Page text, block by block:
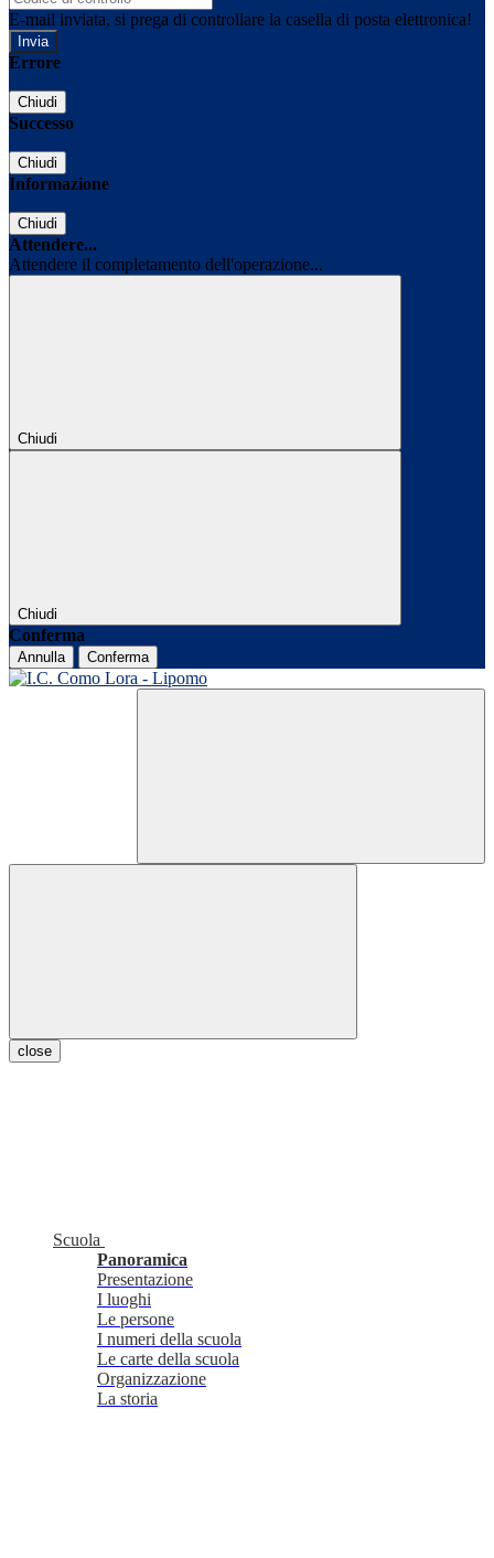
E-mail inviata, si prega di controllare la casella di posta elettronica!
Errore
Chiudi
Successo
Chiudi
Informazione
Chiudi
Attendere...
Attendere il completamento dell'operazione...
Chiudi
Chiudi
Conferma
Annulla Conferma
close
Scuola
Panoramica
Presentazione
I luoghi
Le persone
I numeri della scuola
Le carte della scuola
Organizzazione
La storia